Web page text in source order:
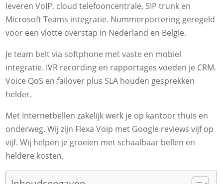
leveren VoIP, cloud telefooncentrale, SIP trunk en
Microsoft Teams integratie. Nummerportering geregeld
voor een vlotte overstap in Nederland en Belgie.
Je team belt via softphone met vaste en mobiel
integratie. IVR recording en rapportages voeden je CRM.
Voice QoS en failover plus SLA houden gesprekken
helder.
Met Internetbellen zakelijk werk je op kantoor thuis en
onderweg. Wij zijn Flexa Voip met Google reviews vijf op
vijf. Wij helpen je groeien met schaalbaar bellen en
heldere kosten.